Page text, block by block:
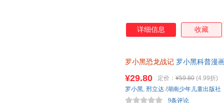
详细信息 收藏
罗小黑恐龙战记 罗小黑科普漫
¥29.80 定价： ¥59.80 (4.99折)
9条评论
罗小黑, 邢立达 /湖南少年儿童出版社